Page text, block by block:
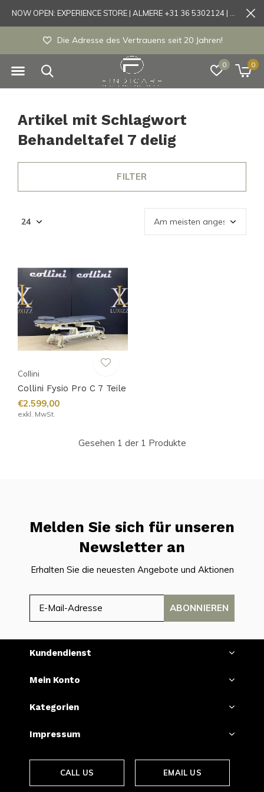
0 0
Die Adresse des Vertrauens seit 20 Jahren!
Artikel mit Schlagwort
Behandeltafel 7 delig
FILTER
Collini
Collini Fysio Pro C 7 Teile
€2.599,00
exkl. MwSt.
Gesehen 1 der 1 Produkte
Melden Sie sich für unseren
Newsletter an
Erhalten Sie die neuesten Angebote und Aktionen
ABONNIEREN
Kundendienst
Mein Konto
Kategorien
Impressum
CALL US EMAIL US